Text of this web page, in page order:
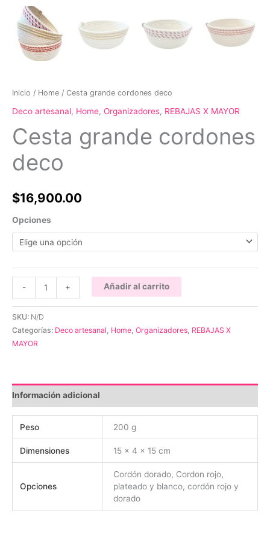
Inicio / Home / Cesta grande cordones deco
Deco artesanal, Home, Organizadores, REBAJAS X MAYOR
Cesta grande cordones
deco
$16,900.00
Opciones
-
grande
cordones
deco
cantidad
+ Añadir al carrito
SKU: N/D
Categorías: Deco artesanal, Home, Organizadores, REBAJAS X
MAYOR
Información adicional
Peso 200 g
Dimensiones 15 × 4 × 15 cm
Opciones
Cordón dorado, Cordon rojo,
plateado y blanco, cordón rojo y
dorado